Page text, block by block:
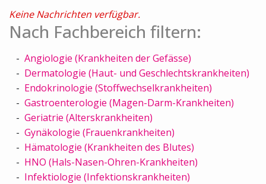
Keine Nachrichten verfügbar.
Nach Fachbereich filtern:
Angiologie (Krankheiten der Gefässe)
Dermatologie (Haut- und Geschlechtskrankheiten)
Endokrinologie (Stoffwechselkrankheiten)
Gastroenterologie (Magen-Darm-Krankheiten)
Geriatrie (Alterskrankheiten)
Gynäkologie (Frauenkrankheiten)
Hämatologie (Krankheiten des Blutes)
HNO (Hals-Nasen-Ohren-Krankheiten)
Infektiologie (Infektionskrankheiten)